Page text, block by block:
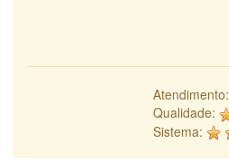
Atendimento:
Qualidade:
Sistema: